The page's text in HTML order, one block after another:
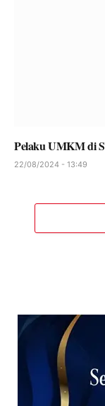
Pelaku UMKM di
22/08/2024 - 13:49